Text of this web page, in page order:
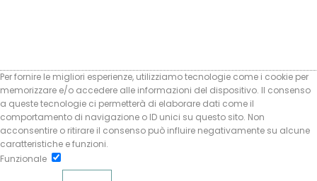
Per fornire le migliori esperienze, utilizziamo tecnologie come i cookie per
memorizzare e/o accedere alle informazioni del dispositivo. Il consenso
a queste tecnologie ci permetterà di elaborare dati come il
comportamento di navigazione o ID unici su questo sito. Non
acconsentire o ritirare il consenso può influire negativamente su alcune
caratteristiche e funzioni.
Funzionale